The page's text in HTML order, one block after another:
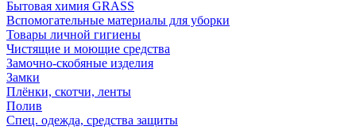
Бытовая химия GRASS
Вспомогательные материалы для уборки
Товары личной гигиены
Чистящие и моющие средства
Замочно-скобяные изделия
Замки
Плёнки, скотчи, ленты
Полив
Спец. одежда, средства защиты